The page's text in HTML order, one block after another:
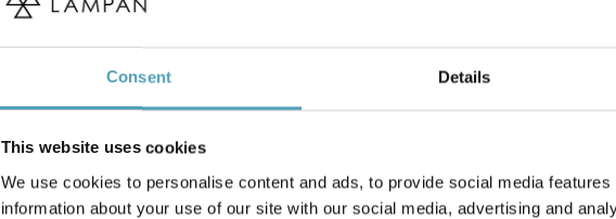
Consent Details
This website uses cookies
We use cookies to personalise content and ads, to provide social media
information about your use of our site with our social media, advertising and
PLEJD
Downlight DWN-02 6P
2 584 kr.
Gateway
803 kr.